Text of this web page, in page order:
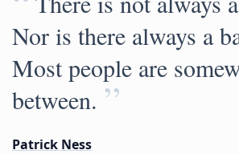
Nor is there always a
Most people are
between. ”
Patrick Ness